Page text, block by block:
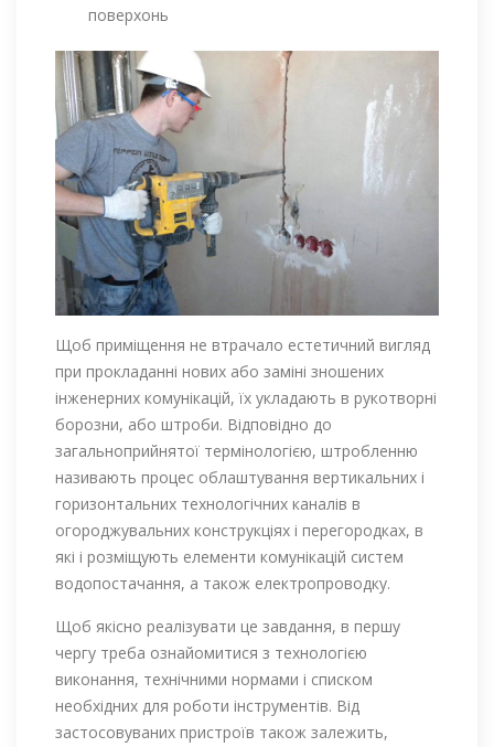
поверхонь
Щоб приміщення не втрачало естетичний вигляд
при прокладанні нових або заміні зношених
інженерних комунікацій, їх укладають в рукотворні
борозни, або штроби. Відповідно до
загальноприйнятої термінологією, штробленню
називають процес облаштування вертикальних і
горизонтальних технологічних каналів в
огороджувальних конструкціях і перегородках, в
які і розміщують елементи комунікацій систем
водопостачання, а також електропроводку.
Щоб якісно реалізувати це завдання, в першу
чергу треба ознайомитися з технологією
виконання, технічними нормами і списком
необхідних для роботи інструментів. Від
застосовуваних пристроїв також залежить,